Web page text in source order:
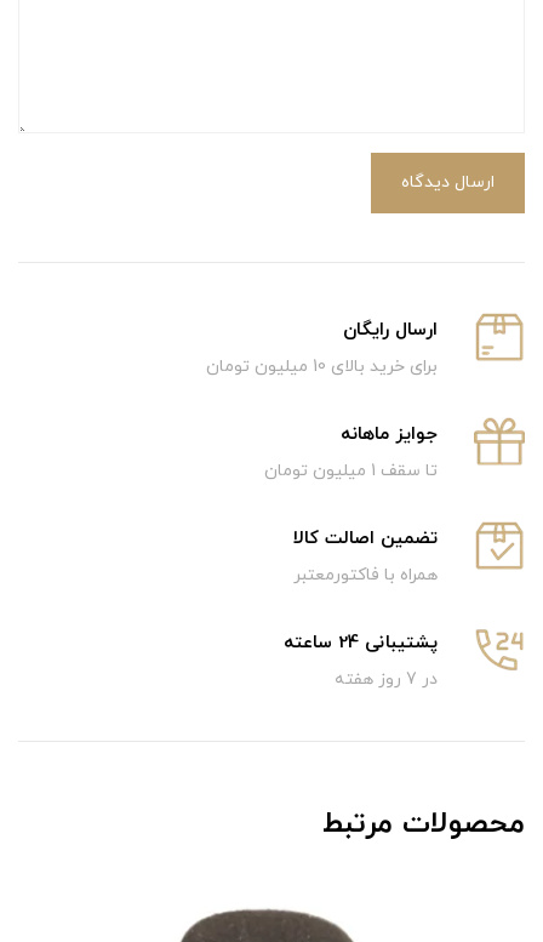
ارسال دیدگاه
ارسال رایگان
برای خرید بالای 10 میلیون تومان
جوایز ماهانه
تا سقف 1 میلیون تومان
تضمین اصالت کالا
همراه با فاکتورمعتبر
پشتیبانی 24 ساعته
در 7 روز هفته
محصولات مرتبط